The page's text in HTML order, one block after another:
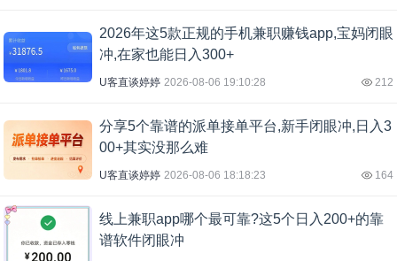
2026年这5款正规的手机兼职赚钱app,宝妈闭眼
冲,在家也能日入300+
U客直谈婷婷 2026-08-06 19:10:28 212
分享5个靠谱的派单接单平台,新手闭眼冲,日入3
00+其实没那么难
U客直谈婷婷 2026-08-06 18:18:23 164
线上兼职app哪个最可靠?这5个日入200+的靠
谱软件闭眼冲